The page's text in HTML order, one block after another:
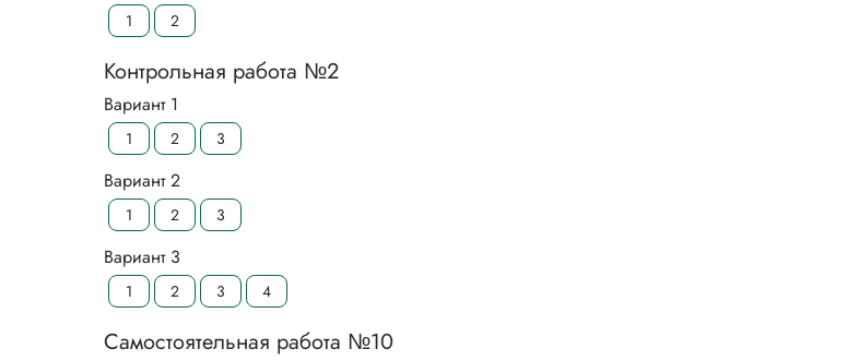
1 2
Контрольная работа №2
Вариант 1
1 2 3
Вариант 2
1 2 3
Вариант 3
1 2 3 4
Самостоятельная работа №10